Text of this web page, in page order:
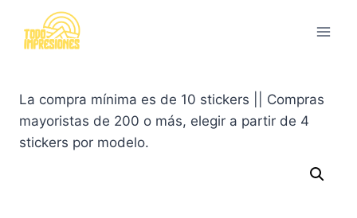
contenido
La compra mínima es de 10 stickers || Compras
mayoristas de 200 o más, elegir a partir de 4
stickers por modelo.